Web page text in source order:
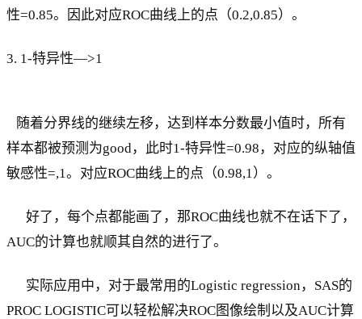
性=0.85。因此对应ROC曲线上的点（0.2,0.85）。
3. 1-特异性—>1
随着分界线的继续左移，达到样本分数最小值时，所有
样本都被预测为good，此时1-特异性=0.98，对应的纵轴值
敏感性=,1。对应ROC曲线上的点（0.98,1）。
好了，每个点都能画了，那ROC曲线也就不在话下了，
AUC的计算也就顺其自然的进行了。
实际应用中，对于最常用的Logistic regression，SAS的
PROC LOGISTIC可以轻松解决ROC图像绘制以及AUC计算